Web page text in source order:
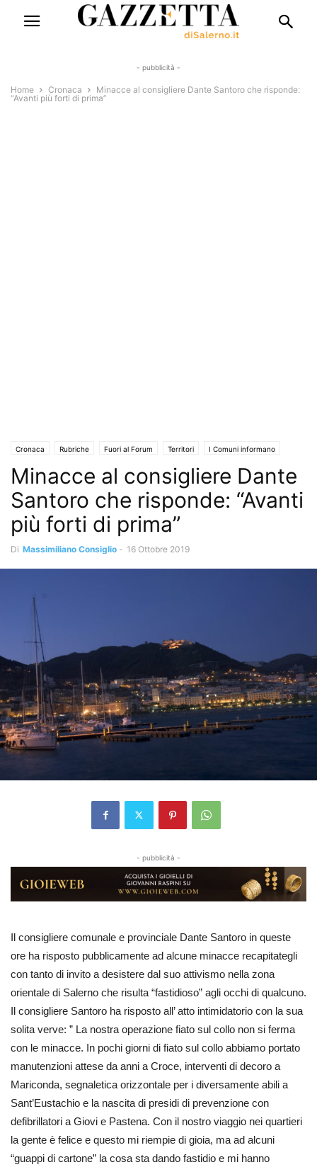
- pubblicità -
Home Cronaca
Minacce al consigliere Dante Santoro che risponde:
“Avanti più forti di prima”
Cronaca Rubriche Fuori al Forum Territori I Comuni informano
Minacce al consigliere Dante
Santoro che risponde: “Avanti
più forti di prima”
Di Massimiliano Consiglio - 16 Ottobre 2019
- pubblicità -
Il consigliere comunale e provinciale Dante Santoro in queste
ore ha risposto pubblicamente ad alcune minacce recapitategli
con tanto di invito a desistere dal suo attivismo nella zona
orientale di Salerno che risulta “fastidioso” agli occhi di qualcuno.
Il consigliere Santoro ha risposto all’ atto intimidatorio con la sua
solita verve: ” La nostra operazione fiato sul collo non si ferma
con le minacce. In pochi giorni di fiato sul collo abbiamo portato
manutenzioni attese da anni a Croce, interventi di decoro a
Mariconda, segnaletica orizzontale per i diversamente abili a
Sant’Eustachio e la nascita di presidi di prevenzione con
defibrillatori a Giovi e Pastena. Con il nostro viaggio nei quartieri
la gente è felice e questo mi riempie di gioia, ma ad alcuni
“guappi di cartone” la cosa sta dando fastidio e mi hanno